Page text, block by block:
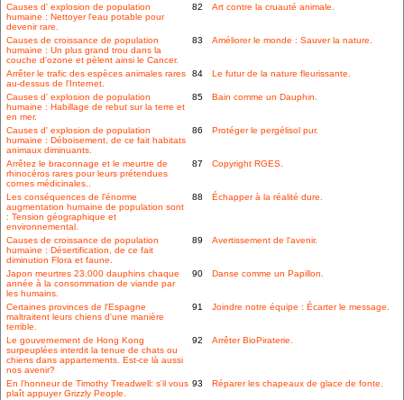
Causes d' explosion de population
humaine : Nettoyer l'eau potable pour
devenir rare.
82 Art contre la cruauté animale.
Causes de croissance de population
humaine : Un plus grand trou dans la
couche d'ozone et pèlent ainsi le Cancer.
83 Améliorer le monde : Sauver la nature.
Arrêter le trafic des espèces animales rares
au-dessus de l'Internet.
84 Le futur de la nature fleurissante.
Causes d' explosion de population
humaine : Habillage de rebut sur la terre et
en mer.
85 Bain comme un Dauphin.
Causes d' explosion de population
humaine : Déboisement, de ce fait habitats
animaux diminuants.
86 Protéger le pergélisol pur.
Arrêtez le braconnage et le meurtre de
rhinocéros rares pour leurs prétendues
cornes médicinales..
87 Copyright RGES.
Les conséquences de l'énorme
augmentation humaine de population sont
: Tension géographique et
environnemental.
88 Échapper à la réalité dure.
Causes de croissance de population
humaine : Désertification, de ce fait
diminution Flora et faune.
89 Avertissement de l'avenir.
Japon meurtres 23.000 dauphins chaque
année à la consommation de viande par
les humains.
90 Danse comme un Papillon.
Certaines provinces de l'Espagne
maltraitent leurs chiens d'une manière
terrible.
91 Joindre notre équipe : Écarter le message.
Le gouvernement de Hong Kong
surpeuplées interdit la tenue de chats ou
chiens dans appartements. Est-ce là aussi
nos avenir?
92 Arrêter BioPiraterie.
En l'honneur de Timothy Treadwell: s'il vous
plaît appuyer Grizzly People.
93 Réparer les chapeaux de glace de fonte.